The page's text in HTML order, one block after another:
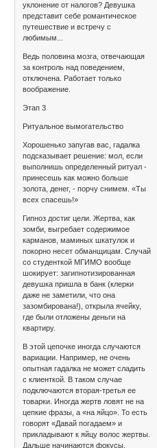
уклонение от налогов? Девушка
представит себе романтическое
путешествие и встречу с
любимым...
Ведь половина мозга, отвечающая
за контроль над поведением,
отключена. Работает только
воображение.
Этап 3
Ритуальное вымогательство
Хорошенько запугав вас, гадалка
подсказывает решение: мол, если
выполнишь определенный ритуал -
принесешь как можно больше
золота, денег, - порчу снимем. «Ты
всех спасешь!»
Гипноз достиг цели. Жертва, как
зомби, выгребает содержимое
карманов, маминых шкатулок и
покорно несет обманщицам. Случай
со студенткой МГИМО вообще
шокирует: загипнотизированная
девушка пришла в банк (клерки
даже не заметили, что она
зазомбирована!), открыла ячейку,
где были отложены деньги на
квартиру.
В этой цепочке иногда случаются
вариации. Например, не очень
опытная гадалка не может сладить
с клиенткой. В таком случае
подключаются вторая-третья ее
товарки. Иногда жертв ловят не на
цепкие фразы, а «на яйцо». То есть
говорят «Давай погадаем» и
прикладывают к яйцу волос жертвы.
Дальше начинаются фокусы,